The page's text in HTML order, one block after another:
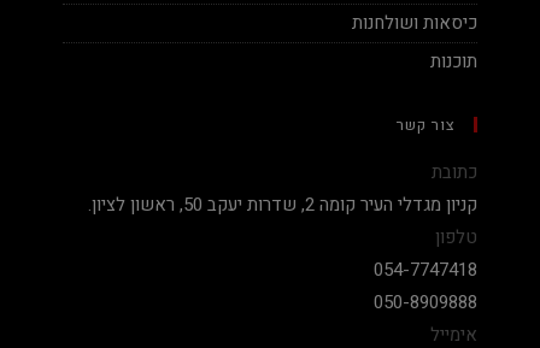
כיסאות ושולחנות
תוכנות
צור קשר
כתובת
קניון מגדלי העיר קומה 2, שדרות יעקב 50, ראשון לציון.
טלפון
054-7747418
050-8909888
אימייל